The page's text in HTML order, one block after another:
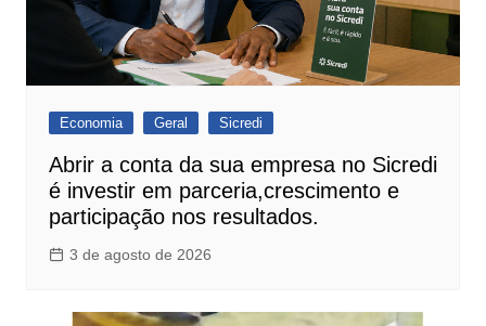
Economia Geral Sicredi
Abrir a conta da sua empresa no Sicredi
é investir em parceria,crescimento e
participação nos resultados.
3 de agosto de 2026